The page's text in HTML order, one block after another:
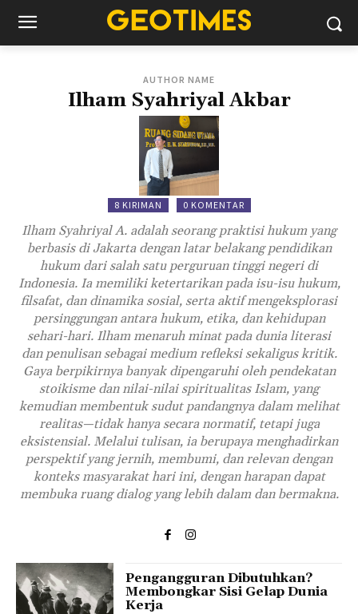
AUTHOR NAME
Ilham Syahriyal Akbar
8 KIRIMAN 0 KOMENTAR
Ilham Syahriyal A. adalah seorang praktisi hukum yang
berbasis di Jakarta dengan latar belakang pendidikan
hukum dari salah satu perguruan tinggi negeri di
Indonesia. Ia memiliki ketertarikan pada isu-isu hukum,
filsafat, dan dinamika sosial, serta aktif mengeksplorasi
persinggungan antara hukum, etika, dan kehidupan
sehari-hari. Ilham menaruh minat pada dunia literasi
dan penulisan sebagai medium refleksi sekaligus kritik.
Gaya berpikirnya banyak dipengaruhi oleh pendekatan
stoikisme dan nilai-nilai spiritualitas Islam, yang
kemudian membentuk sudut pandangnya dalam melihat
realitas—tidak hanya secara normatif, tetapi juga
eksistensial. Melalui tulisan, ia berupaya menghadirkan
perspektif yang jernih, membumi, dan relevan dengan
konteks masyarakat hari ini, dengan harapan dapat
membuka ruang dialog yang lebih dalam dan bermakna.
Pengangguran Dibutuhkan?
Membongkar Sisi Gelap Dunia
Kerja